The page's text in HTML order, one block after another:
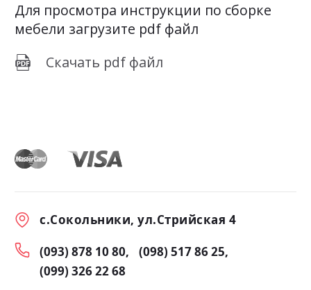
Для просмотра инструкции по сборке
мебели загрузите pdf файл
Скачать pdf файл
с.Сокольники, ул.Стрийская 4
(093) 878 10 80
(098) 517 86 25
(099) 326 22 68